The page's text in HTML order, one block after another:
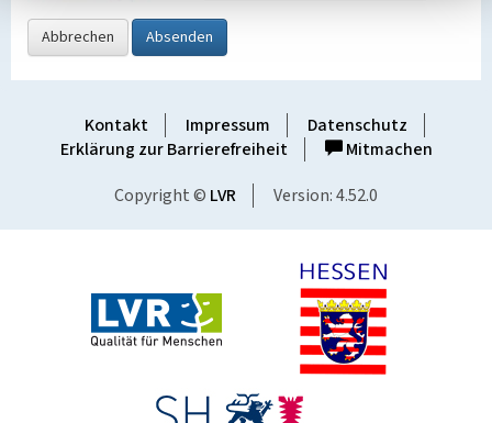
Abbrechen Absenden
Kontakt Impressum
Datenschutz
Erklärung zur Barrierefreiheit
Mitmachen
Copyright © LVR Version: 4.52.0